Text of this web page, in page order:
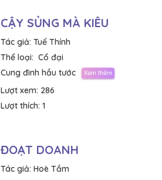
CẬY SỦNG MÀ KIÊU
Tác giả: Tuế Thính
Thể loại: Cổ đại
Cung đình hầu tước
Lượt xem: 286
Lượt thích: 1
ĐOẠT DOANH
Tác giả: Hoè Tầm